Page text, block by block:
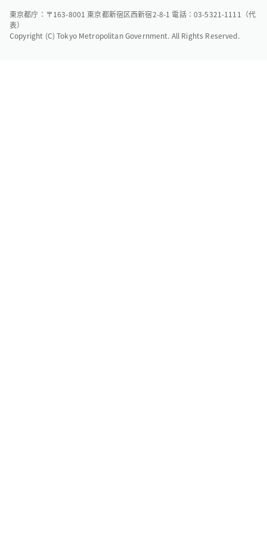
東京都庁：〒163-8001 東京都新宿区西新宿2-8-1 電話：03-5321-1111（代
表）
Copyright (C) Tokyo Metropolitan Government. All Rights Reserved.